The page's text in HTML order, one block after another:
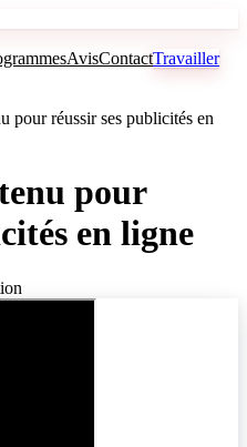
AvisContactTravailler
pour réussir ses publicités en
pour
en ligne